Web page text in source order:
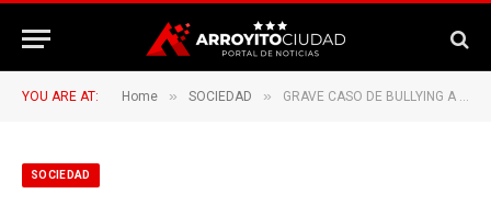
YOU ARE AT: Home » SOCIEDAD » GRAVE CASO DE BULLYING A UNA NIÑA EN UNA ESCUELA DE CÓRDOBA
SOCIEDAD